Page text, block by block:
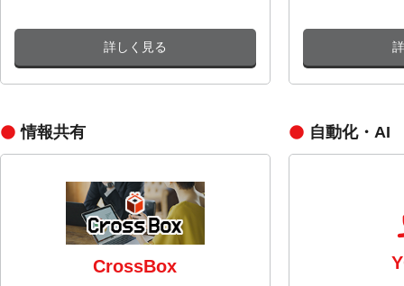
詳しく見る
情報共有
CrossBox
自動化・AI